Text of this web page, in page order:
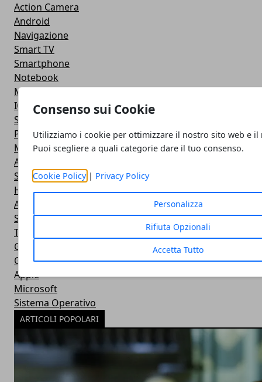
Consenso sui Cookie
Utilizziamo i cookie per ottimizzare il nostro sito web e il
Puoi scegliere a quali categorie dare il tuo consenso.
Cookie Policy| Privacy Policy
Personalizza
Rifiuta Opzionali
Accetta Tutto
Action Camera
Android
Navigazione
Smart TV
Smartphone
Notebook
Monitor
IOS
Smartwatch
Power Bank
Mouse e Tastiera
Apple
Stampante
Hardware
Android
Software
Tablet
Giochi
Giochi
Apple
Microsoft
Sistema Operativo
ARTICOLI POPOLARI